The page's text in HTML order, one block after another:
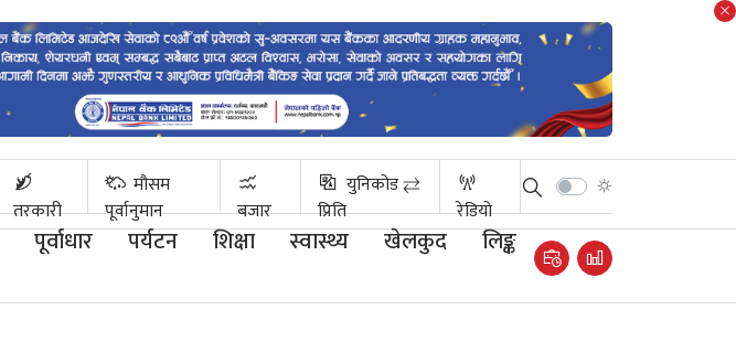
तरकारी
मौसम
पूर्वानुमान
बजार
युनिकोड ⇄
प्रिति
रेडियो
पूर्वाधार पर्यटन शिक्षा स्वास्थ्य खेलकुद लिङ्क